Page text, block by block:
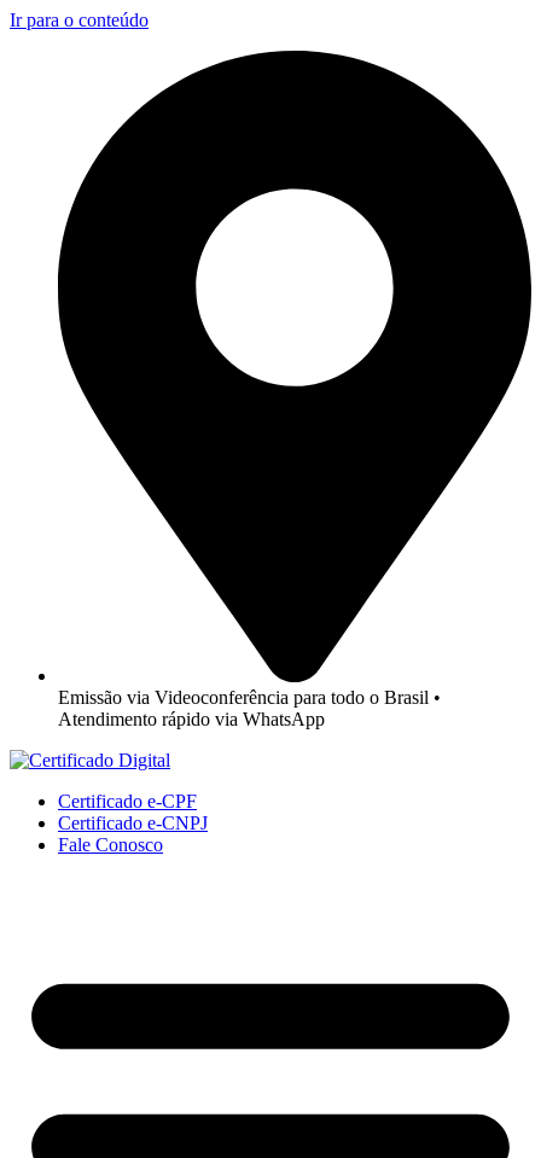
Ir para o conteúdo
Emissão via Videoconferência para todo o Brasil •
Atendimento rápido via WhatsApp
Certificado e-CPF
Certificado e-CNPJ
Fale Conosco